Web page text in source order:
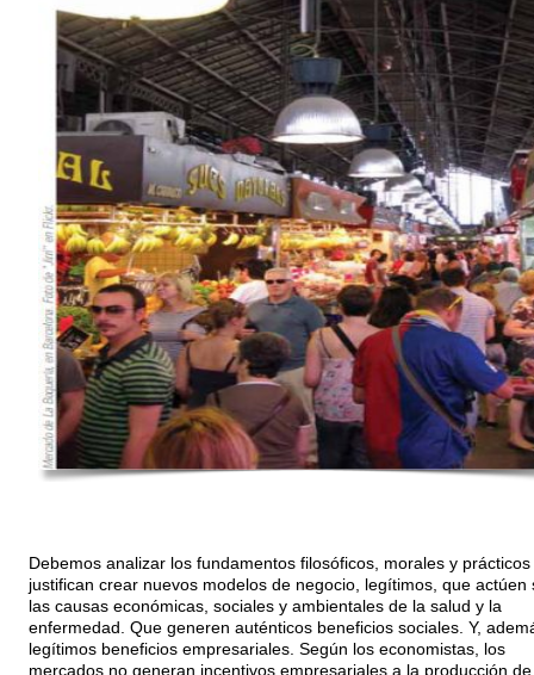
Debemos analizar los fundamentos filosóficos, morales y prácticos
justifican crear nuevos modelos de negocio, legítimos, que actúen
las causas económicas, sociales y ambientales de la salud y la
enfermedad. Que generen auténticos beneficios sociales. Y,
legítimos beneficios empresariales. Según los economistas, los
mercados no generan incentivos empresariales a la producción de